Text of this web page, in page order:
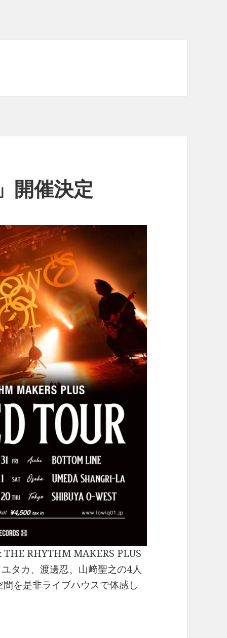
開催決定
RHYTHM MAKERS PLUS
タカ、渡邊忍、山﨑聖之の4人
を是非ライブハウスで体感し